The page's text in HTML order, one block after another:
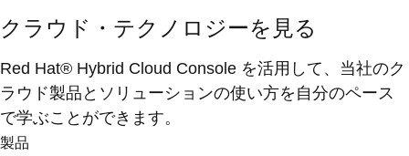
クラウド・テクノロジーを見る
Red Hat® Hybrid Cloud Console を活用して、当社のク
ラウド製品とソリューションの使い方を自分のペース
で学ぶことができます。
製品